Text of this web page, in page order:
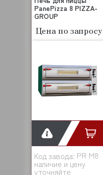
PanePizza 8 PIZZA-
GROUP
Цена по запросу
Код завода: PR M8
наличие и цену
уточняйте